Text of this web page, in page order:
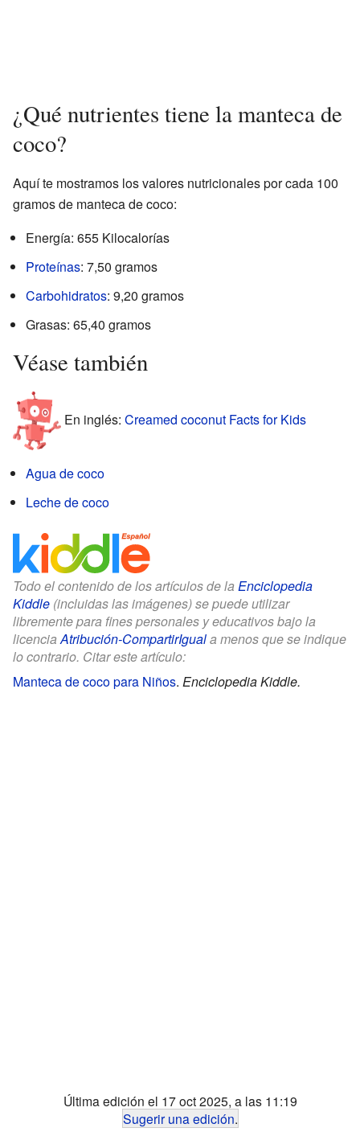
¿Qué nutrientes tiene la manteca de
coco?
Aquí te mostramos los valores nutricionales por cada 100
gramos de manteca de coco:
Energía: 655 Kilocalorías
Proteínas: 7,50 gramos
Carbohidratos: 9,20 gramos
Grasas: 65,40 gramos
Véase también
En inglés: Creamed coconut Facts for Kids
Agua de coco
Leche de coco
Todo el contenido de los artículos de la Enciclopedia
Kiddle (incluidas las imágenes) se puede utilizar
libremente para fines personales y educativos bajo la
licencia Atribución-CompartirIguala menos que se indique
lo contrario. Citar este artículo:
Manteca de coco para Niños. Enciclopedia Kiddle.
Última edición el 17 oct 2025, a las 11:19
Sugerir una edición.